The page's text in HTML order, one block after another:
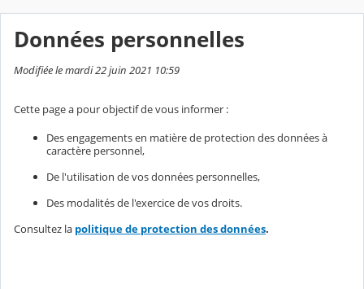
Données personnelles
Modifiée le mardi 22 juin 2021 10:59
Cette page a pour objectif de vous informer :
Des engagements en matière de protection des données à
caractère personnel,
De l'utilisation de vos données personnelles,
Des modalités de l'exercice de vos droits.
Consultez la politique de protection des données.